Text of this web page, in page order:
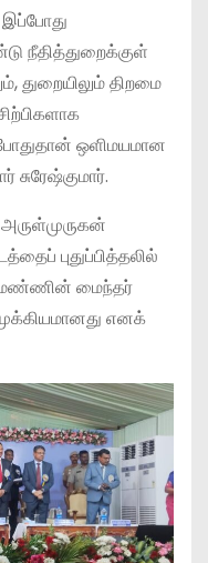
நீதித்துறைக்குள்
துறையிலும் திறமை
ஒளிமயமான
சுரேஷ்குமார்.
புதுப்பித்தலில்
மண்ணின் மைந்தர்
எனக்